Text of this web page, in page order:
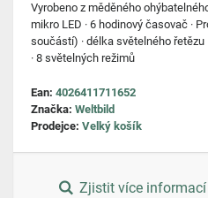
Vyrobeno z měděného
mikro LED · 6 hodinový časovač ·
součástí) · délka světelného
· 8 světelných režimů
Ean: 4026411711652
Značka: Weltbild
Prodejce: Velký košík
Zjistit více